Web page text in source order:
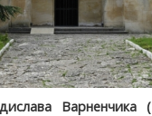
Варненчика